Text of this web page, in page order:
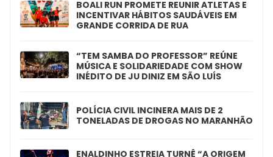
BOALI RUN PROMETE REUNIR ATLETAS E
INCENTIVAR HÁBITOS SAUDÁVEIS EM
GRANDE CORRIDA DE RUA
“TEM SAMBA DO PROFESSOR” REÚNE
MÚSICA E SOLIDARIEDADE COM SHOW
INÉDITO DE JU DINIZ EM SÃO LUÍS
POLÍCIA CIVIL INCINERA MAIS DE 2
TONELADAS DE DROGAS NO MARANHÃO
ENALDINHO ESTREIA TURNÊ “A ORIGEM